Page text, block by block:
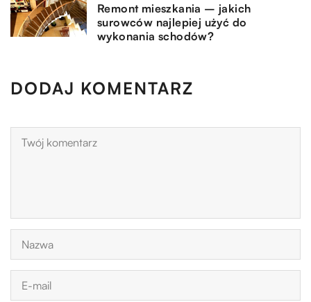
Remont mieszkania – jakich
surowców najlepiej użyć do
wykonania schodów?
DODAJ KOMENTARZ